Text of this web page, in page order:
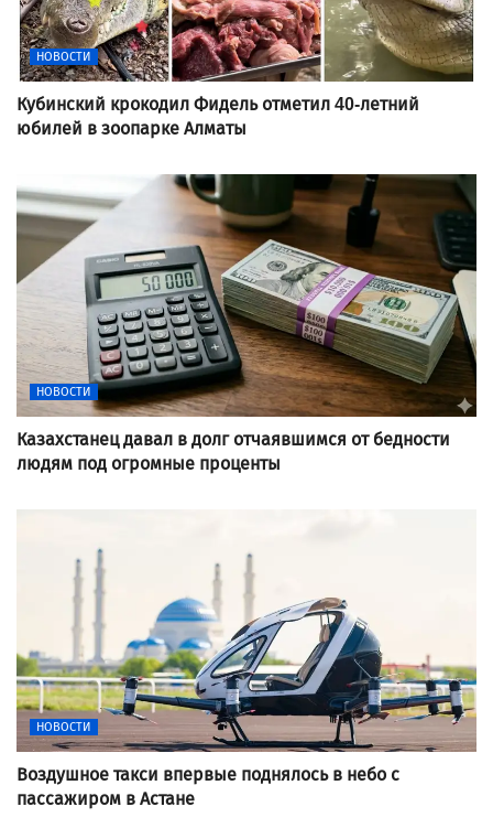
НОВОСТИ
Кубинский крокодил Фидель отметил 40-летний
юбилей в зоопарке Алматы
НОВОСТИ
Казахстанец давал в долг отчаявшимся от бедности
людям под огромные проценты
НОВОСТИ
Воздушное такси впервые поднялось в небо с
пассажиром в Астане